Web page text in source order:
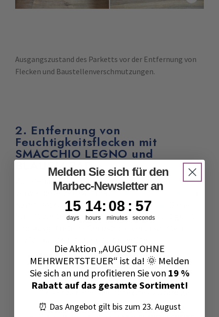
Ausgangszustand des Parketts vor der Entfernung von
Flecken und Baustellenverschmutzungen.
2. Entfernung von
Feuchtigkeitsflecken mit
SMACCHIO LEGNO und
BLAUEM PAD
Zur Behandlung der dunkelsten Flecken
verwendete der FachmannSMACCHIO LEGNO
Kombination mit dem BLAUEN SCHEIBE
Schritt zielte darauf ab, die durch Feuchtigkeit
SMACCHIO LEGNOist ein spezialisierter
Fleckenentferner für Holzoberflächen
. Bei
diesem Einsatz half er, selbst hartnäckige
Flecken zu entfernen, ohne eine vollständige
Schleifbehandlung durchführen zu müssen.
Melden Sie sich für den
Marbec-Newsletter an
Countdown ends in:
15
15
days
14
14
hours
: 8
08
minutes
: 55
55
seconds
Die Aktion „AUGUST OHNE
MEHRWERTSTEUER“ ist da! 🌞 Melden
Sie sich an und profitieren Sie von 19 %
Rabatt auf das gesamte Sortiment!
⏰ Das Angebot gilt bis zum 23. August